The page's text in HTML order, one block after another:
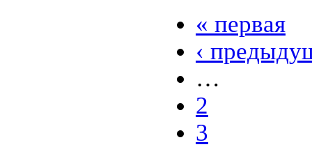
« первая
‹
…
2
3